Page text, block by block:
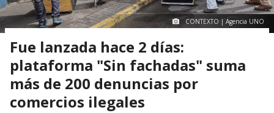
CONTEXTO | Agencia UNO
Fue lanzada hace 2 días:
plataforma "Sin fachadas" suma
más de 200 denuncias por
comercios ilegales